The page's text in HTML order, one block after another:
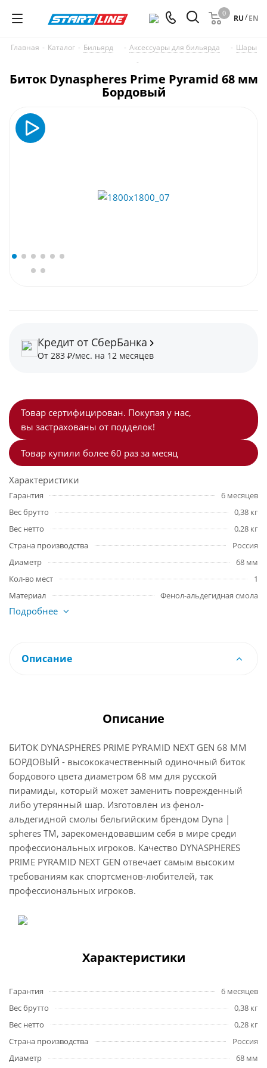
0
RU/EN
Главная - Каталог - Бильярд - Аксессуары для бильярда - Шары
-
Биток Dynaspheres Prime Pyramid 68 мм
Бордовый
Товар сертифицирован. Покупая у нас,
вы застрахованы от подделок!
Товар купили более 60 раз за месяц
Характеристики
Гарантия
6 месяцев
Вес брутто
0,38 кг
Вес нетто
0,28 кг
Страна производства
Россия
Диаметр
68 мм
Кол-во мест
1
Материал
Фенол-альдегидная смола
Подробнее
Кредит от СберБанка
От 283 ₽/мес. на 12 месяцев
Описание
Описание
БИТОК DYNASPHERES PRIME PYRAMID NEXT GEN 68 ММ
БОРДОВЫЙ - высококачественный одиночный биток
бордового цвета диаметром 68 мм для русской
пирамиды, который может заменить поврежденный
либо утерянный шар. Изготовлен из фенол-
альдегидной смолы бельгийским брендом Dyna |
spheres TM, зарекомендовавшим себя в мире среди
профессиональных игроков. Качество DYNASPHERES
PRIME PYRAMID NEXT GEN отвечает самым высоким
требованиям как спортсменов-любителей, так
профессиональных игроков.
Характеристики
Гарантия
6 месяцев
Вес брутто
0,38 кг
Вес нетто
0,28 кг
Страна производства
Россия
Диаметр
68 мм